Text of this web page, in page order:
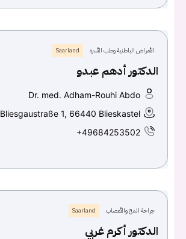
الأمراض الباطنية وطب الأسرة Saarland
الدكتور أدهم عبدو
Dr. med. Adham-Rouhi Abdo
Bliesgaustraße 1, 66440 Blieskastel
+49684253502
جراحة المخ والأعصاب Saarland
الدكتور أكرم غربي